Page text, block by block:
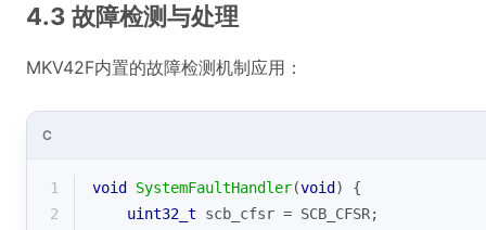
4.3 故障检测与处理
MKV42F内置的故障检测机制应用：
C
1 void SystemFaultHandler(void )
{
2
uint32_t scb_cfsr = SCB_CFSR;